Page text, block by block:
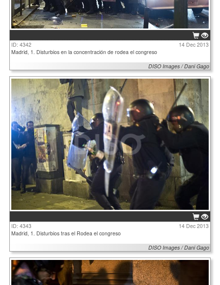
ID: 4342
14 Dec 2013
Madrid, 1. Disturbios en la concentración de rodea el congreso
DISO Images / Dani Gago
ID: 4343
14 Dec 2013
Madrid, 1. Disturbios tras el Rodea el congreso
DISO Images / Dani Gago